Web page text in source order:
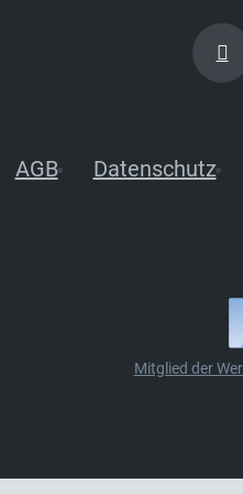
AGB Datenschutz
Mitglied der